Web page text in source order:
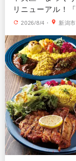
リニューアル！
2026/8/4 ・ 新潟